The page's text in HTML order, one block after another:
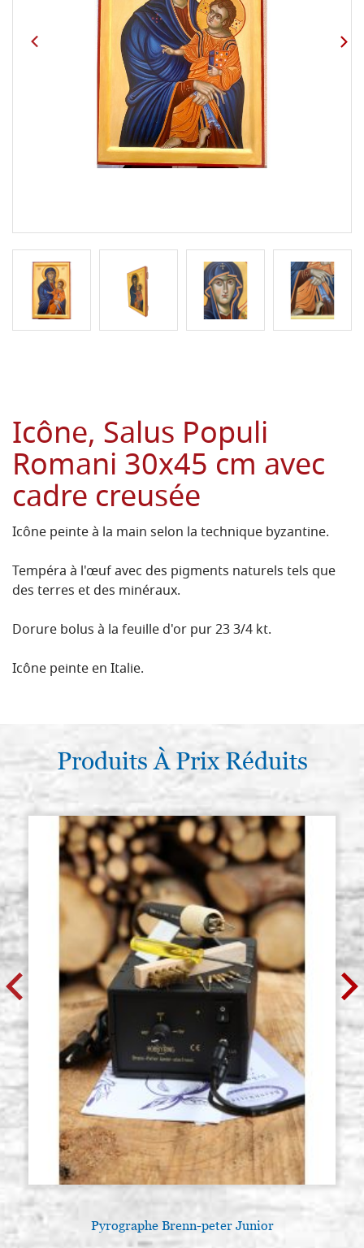
Icône, Salus Populi
Romani 30x45 cm avec
cadre creusée
Icône peinte à la main selon la technique byzantine.
Tempéra à l'œuf avec des pigments naturels tels que
des terres et des minéraux.
Dorure bolus à la feuille d'or pur 23 3/4 kt.
Icône peinte en Italie.
Produits À Prix Réduits
Pyrographe Brenn-peter Junior